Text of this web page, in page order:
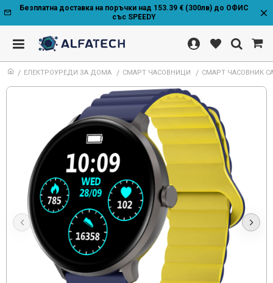
Безплатна доставка на поръчки над 153.39 € (300лв) до ОФИС
със SPEEDY
ЕЛЕКТРОУРЕДИ ЗА ДОМА СМАРТ ЧАСОВНИЦИ СМАРТ ЧАСОВНИК